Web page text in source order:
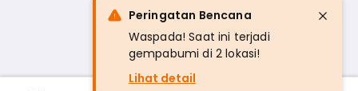
Peringatan Bencana
Waspada! Saat ini terjadi
gempabumi di 2 lokasi!
Lihat detail